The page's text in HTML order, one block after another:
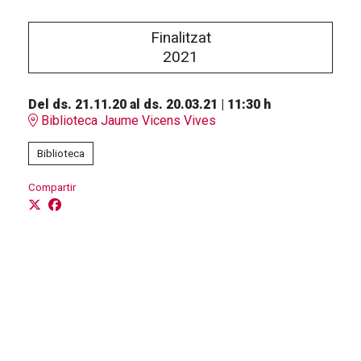
Finalitzat
2021
Del ds. 21.11.20 al ds. 20.03.21
11:30 h
Biblioteca Jaume Vicens Vives
Biblioteca
Compartir